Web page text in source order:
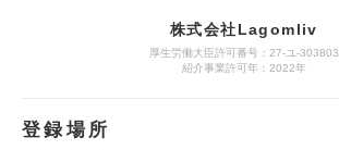
株式会社Lagomliv
厚生労働大臣許可番号：27-ユ-303803
紹介事業許可年：2022年
登録場所